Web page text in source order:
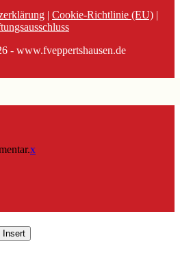
| Cookie-Richtlinie (EU) |
- www.fveppertshausen.de
x
Insert